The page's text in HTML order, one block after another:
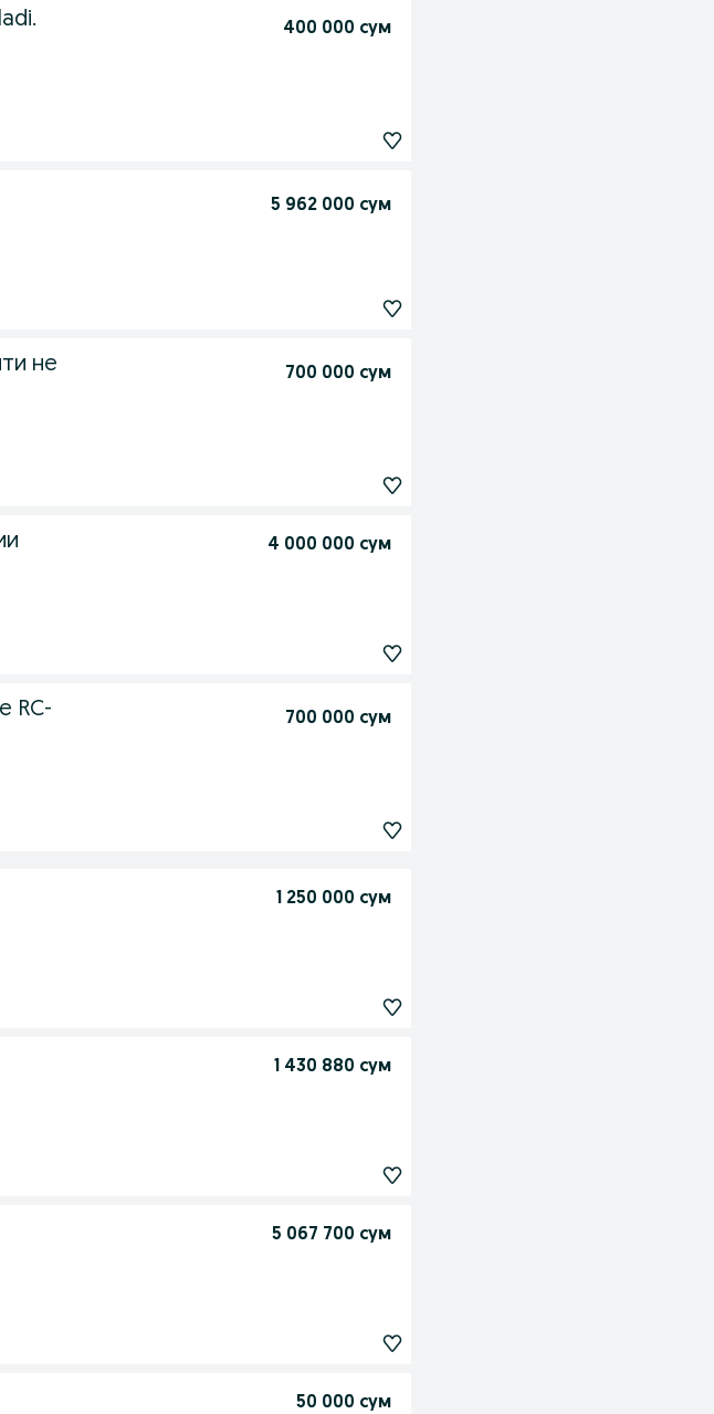
400 000 сум
5 962 000 сум
не
700 000 сум
4 000 000 сум
RC-
700 000 сум
1 250 000 сум
1 430 880 сум
5 067 700 сум
50 000 сум